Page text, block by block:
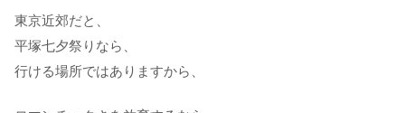
東京近郊だと、
平塚七夕祭りなら、
行ける場所ではありますから、